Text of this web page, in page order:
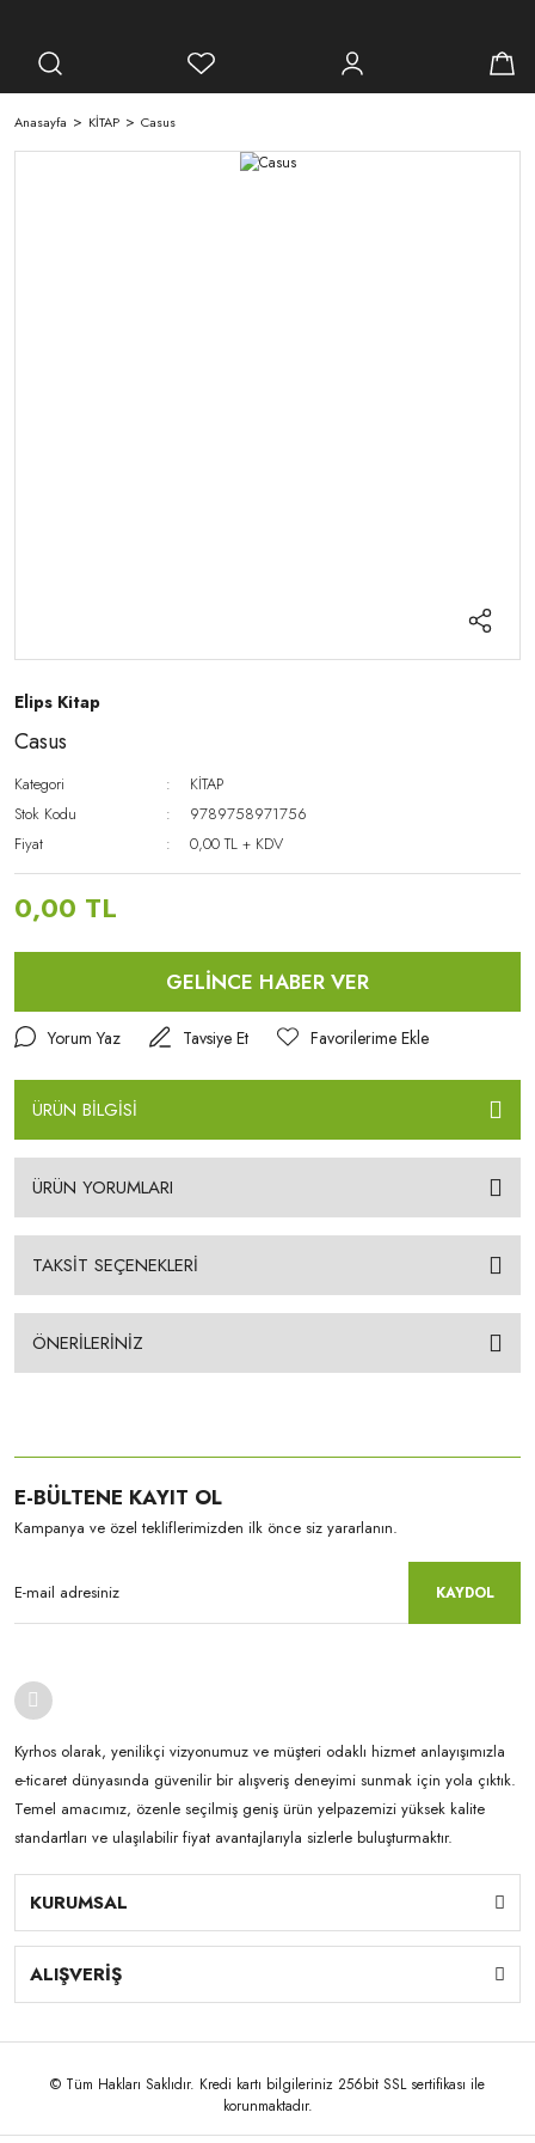
Anasayfa KİTAP Casus
Elips Kitap
Casus
Kategori
KİTAP
Stok Kodu
9789758971756
Fiyat
0,00 TL + KDV
0,00 TL
GELİNCE HABER VER
Yorum Yaz Tavsiye Et
ÜRÜN BİLGİSİ
ÜRÜN YORUMLARI
TAKSİT SEÇENEKLERİ
ÖNERİLERİNİZ
E-BÜLTENE KAYIT OL
Kampanya ve özel tekliflerimizden ilk önce siz yararlanın.
KAYDOL
Kyrhos olarak, yenilikçi vizyonumuz ve müşteri odaklı hizmet anlayışımızla
e-ticaret dünyasında güvenilir bir alışveriş deneyimi sunmak için yola çıktık.
Temel amacımız, özenle seçilmiş geniş ürün yelpazemizi yüksek kalite
standartları ve ulaşılabilir fiyat avantajlarıyla sizlerle buluşturmaktır.
KURUMSAL
ALIŞVERİŞ
© Tüm Hakları Saklıdır. Kredi kartı bilgileriniz 256bit SSL sertifikası ile
korunmaktadır.